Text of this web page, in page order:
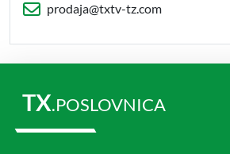
prodaja@txtv-tz.com
TX.POSLOVNICA